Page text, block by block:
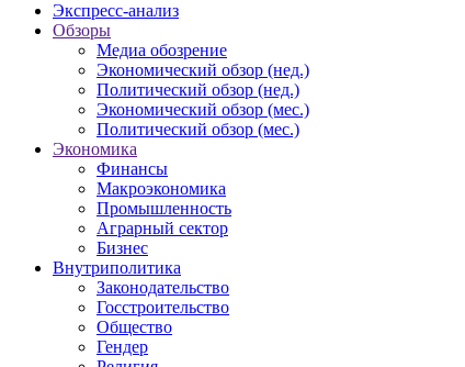
Экспресс-анализ
Обзоры
Медиа обозрение
Экономический обзор (нед.)
Политический обзор (нед.)
Экономический обзор (мес.)
Политический обзор (мес.)
Экономика
Финансы
Макроэкономика
Промышленность
Аграрный сектор
Бизнес
Внутриполитика
Законодательство
Госстроительство
Общество
Гендер